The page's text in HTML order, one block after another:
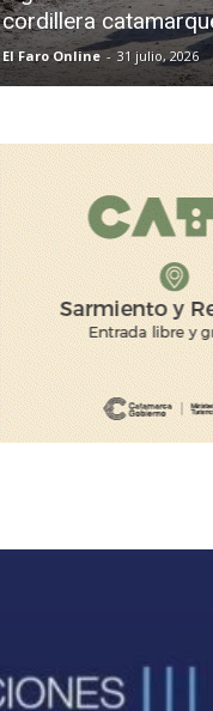
cordillera
El Faro Online - 31 julio, 2026